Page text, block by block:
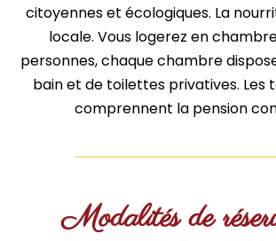
citoyennes et écologiques. La
locale. Vous logerez en
personnes, chaque chambre
bain et de toilettes privatives. Les
comprennent la pension
Modalités de